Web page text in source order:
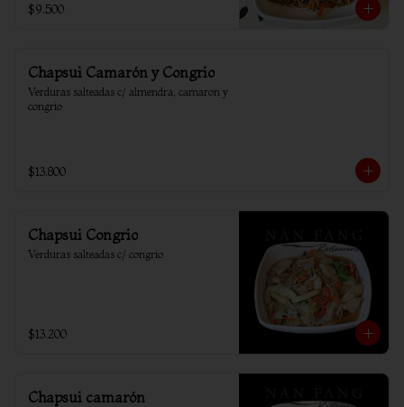
$9.500
Chapsui Camarón y Congrio
Verduras salteadas c/ almendra, camaron y
congrio
$13.800
Chapsui Congrio
Verduras salteadas c/ congrio
$13.200
Chapsui camarón